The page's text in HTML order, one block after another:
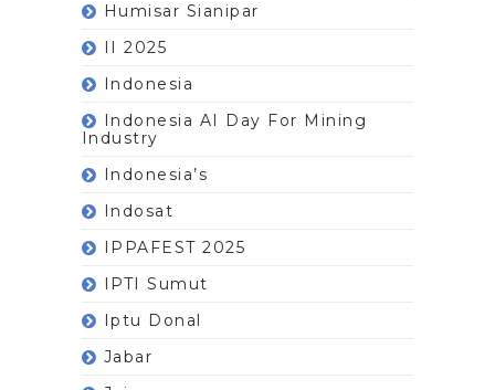
Humisar Sianipar
II 2025
Indonesia
Indonesia AI Day For Mining
Industry
Indonesia’s
Indosat
IPPAFEST 2025
IPTI Sumut
Iptu Donal
Jabar